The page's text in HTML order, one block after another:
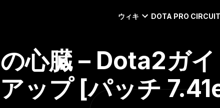
ウィキ DOTA PRO
心臓 – Dota2ガ
ップ [パッチ